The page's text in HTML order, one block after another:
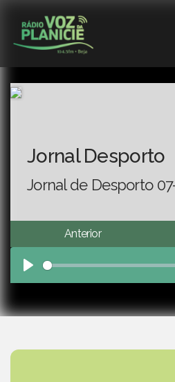
Jornal Desporto
Jornal de Desporto
Anterior
Play